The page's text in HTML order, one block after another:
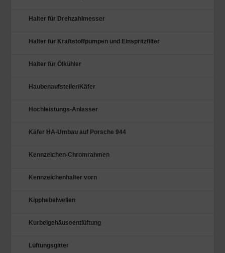
Halter für Drehzahlmesser
Halter für Kraftstoffpumpen und Einspritzfilter
Halter für Ölkühler
Haubenaufsteller/Käfer
Hochleistungs-Anlasser
Käfer HA-Umbau auf Porsche 944
Kennzeichen-Chromrahmen
Kennzeichenhalter vorn
Kipphebelwellen
Kurbelgehäuseentlüftung
Lüftungsgitter